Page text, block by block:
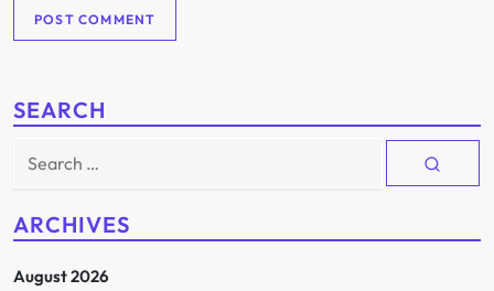
SEARCH
Search
ARCHIVES
August 2026